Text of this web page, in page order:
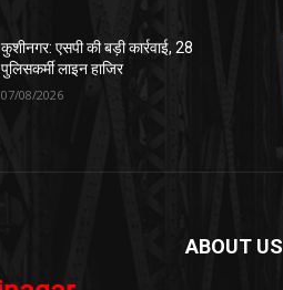
कुशीनगर: एसपी की बड़ी कार्रवाई, 28
पुलिसकर्मी लाइन हाजिर
07/08/2026
ABOUT US